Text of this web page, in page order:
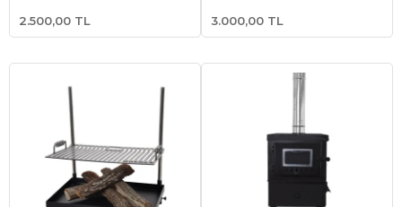
2.500,00 TL 3.000,00 TL